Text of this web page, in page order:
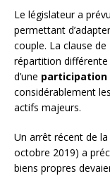
Le législateur a
permettant
couple. La clause de
répartition
d’une participation
considérablement
actifs majeurs.
Un arrêt récent de
octobre 2019) a
biens propres